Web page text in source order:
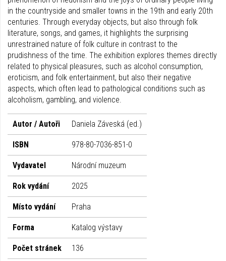
in the countryside and smaller towns in the 19th and early 20th
centuries. Through everyday objects, but also through folk
literature, songs, and games, it highlights the surprising
unrestrained nature of folk culture in contrast to the
prudishness of the time. The exhibition explores themes directly
related to physical pleasures, such as alcohol consumption,
eroticism, and folk entertainment, but also their negative
aspects, which often lead to pathological conditions such as
alcoholism, gambling, and violence.
Autor / Autoři Daniela Záveská (ed.)
ISBN 978-80-7036-851-0
Vydavatel Národní muzeum
Rok vydání 2025
Místo vydání Praha
Forma Katalog výstavy
Počet stránek 136